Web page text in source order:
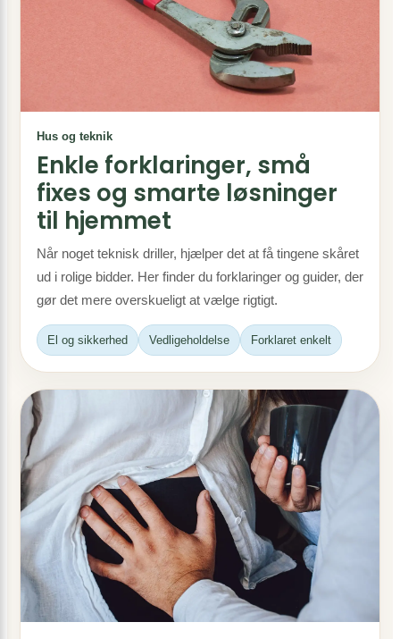
Hus og teknik
Enkle forklaringer, små
fixes og smarte løsninger
til hjemmet
Når noget teknisk driller, hjælper det at få tingene skåret
ud i rolige bidder. Her finder du forklaringer og guider, der
gør det mere overskueligt at vælge rigtigt.
El og sikkerhed Vedligeholdelse Forklaret enkelt